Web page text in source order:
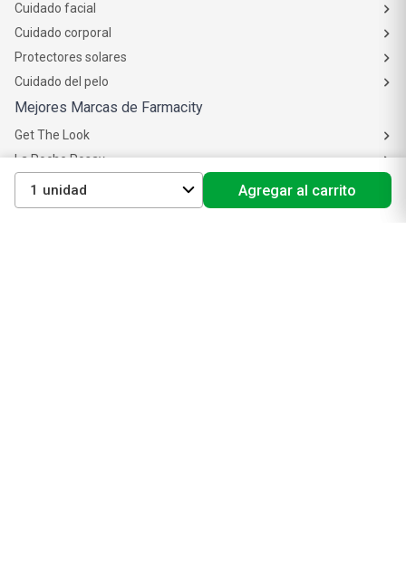
1 Agregar al carrito
Cuidado facial
Cuidado corporal
Protectores solares
Cuidado del pelo
Mejores Marcas de Farmacity
Get The Look
La Roche Posay
Vichy
Eucerin